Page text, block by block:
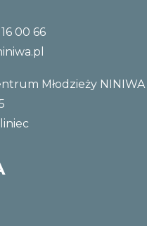
00 66
Młodzieży NINIWA